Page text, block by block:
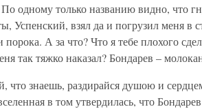
одному только названию видно, что
Успенский, взял да и погрузил меня в
А за что? Что я тебе плохого
так тяжко наказал? Бондарев –
знаешь, раздирайся душою и
в том утвердилась, что